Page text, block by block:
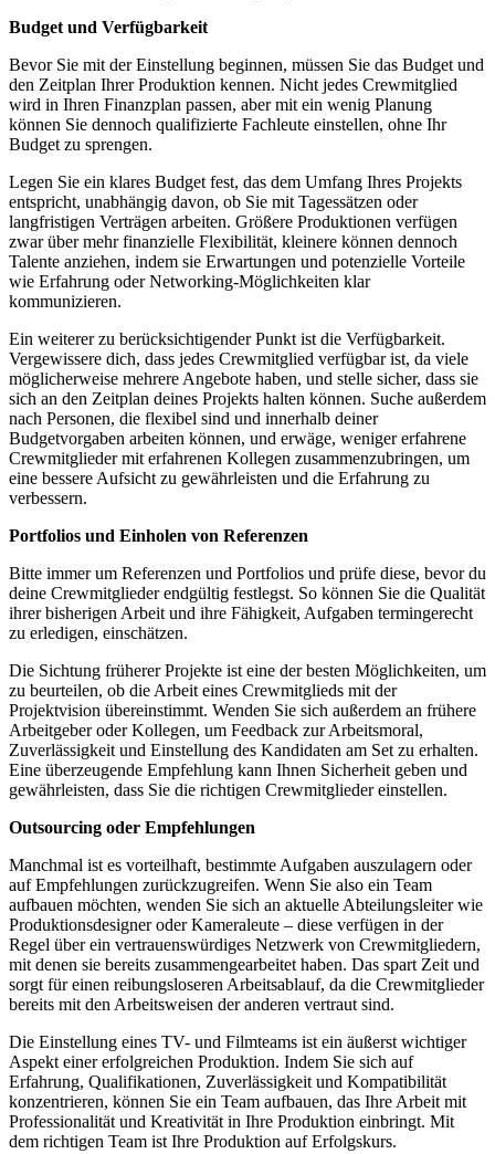
Budget und Verfügbarkeit
Bevor Sie mit der Einstellung beginnen, müssen Sie das Budget und
den Zeitplan Ihrer Produktion kennen. Nicht jedes Crewmitglied
wird in Ihren Finanzplan passen, aber mit ein wenig Planung
können Sie dennoch qualifizierte Fachleute einstellen, ohne Ihr
Budget zu sprengen.
Legen Sie ein klares Budget fest, das dem Umfang Ihres Projekts
entspricht, unabhängig davon, ob Sie mit Tagessätzen oder
langfristigen Verträgen arbeiten. Größere Produktionen verfügen
zwar über mehr finanzielle Flexibilität, kleinere können dennoch
Talente anziehen, indem sie Erwartungen und potenzielle Vorteile
wie Erfahrung oder Networking-Möglichkeiten klar
kommunizieren.
Ein weiterer zu berücksichtigender Punkt ist die Verfügbarkeit.
Vergewissere dich, dass jedes Crewmitglied verfügbar ist, da viele
möglicherweise mehrere Angebote haben, und stelle sicher, dass sie
sich an den Zeitplan deines Projekts halten können. Suche außerdem
nach Personen, die flexibel sind und innerhalb deiner
Budgetvorgaben arbeiten können, und erwäge, weniger erfahrene
Crewmitglieder mit erfahrenen Kollegen zusammenzubringen, um
eine bessere Aufsicht zu gewährleisten und die Erfahrung zu
verbessern.
Portfolios und Einholen von Referenzen
Bitte immer um Referenzen und Portfolios und prüfe diese, bevor du
deine Crewmitglieder endgültig festlegst. So können Sie die Qualität
ihrer bisherigen Arbeit und ihre Fähigkeit, Aufgaben termingerecht
zu erledigen, einschätzen.
Die Sichtung früherer Projekte ist eine der besten Möglichkeiten, um
zu beurteilen, ob die Arbeit eines Crewmitglieds mit der
Projektvision übereinstimmt. Wenden Sie sich außerdem an frühere
Arbeitgeber oder Kollegen, um Feedback zur Arbeitsmoral,
Zuverlässigkeit und Einstellung des Kandidaten am Set zu erhalten.
Eine überzeugende Empfehlung kann Ihnen Sicherheit geben und
gewährleisten, dass Sie die richtigen Crewmitglieder einstellen.
Outsourcing oder Empfehlungen
Manchmal ist es vorteilhaft, bestimmte Aufgaben auszulagern oder
auf Empfehlungen zurückzugreifen. Wenn Sie also ein Team
aufbauen möchten, wenden Sie sich an aktuelle Abteilungsleiter wie
Produktionsdesigner oder Kameraleute – diese verfügen in der
Regel über ein vertrauenswürdiges Netzwerk von Crewmitgliedern,
mit denen sie bereits zusammengearbeitet haben. Das spart Zeit und
sorgt für einen reibungsloseren Arbeitsablauf, da die Crewmitglieder
bereits mit den Arbeitsweisen der anderen vertraut sind.
Die Einstellung eines TV- und Filmteams ist ein äußerst wichtiger
Aspekt einer erfolgreichen Produktion. Indem Sie sich auf
Erfahrung, Qualifikationen, Zuverlässigkeit und Kompatibilität
konzentrieren, können Sie ein Team aufbauen, das Ihre Arbeit mit
Professionalität und Kreativität in Ihre Produktion einbringt. Mit
dem richtigen Team ist Ihre Produktion auf Erfolgskurs.